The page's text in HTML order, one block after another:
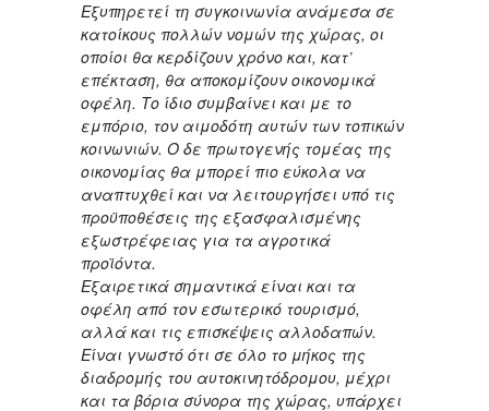
Εξυπηρετεί τη συγκοινωνία ανάμεσα σε
κατοίκους πολλών νομών της χώρας, οι
οποίοι θα κερδίζουν χρόνο και, κατ’
επέκταση, θα αποκομίζουν οικονομικά
οφέλη. Το ίδιο συμβαίνει και με το
εμπόριο, τον αιμοδότη αυτών των τοπικών
κοινωνιών. Ο δε πρωτογενής τομέας της
οικονομίας θα μπορεί πιο εύκολα να
αναπτυχθεί και να λειτουργήσει υπό τις
προϋποθέσεις της εξασφαλισμένης
εξωστρέφειας για τα αγροτικά
προϊόντα.
Εξαιρετικά σημαντικά είναι και τα
οφέλη από τον εσωτερικό τουρισμό,
αλλά και τις επισκέψεις αλλοδαπών.
Είναι γνωστό ότι σε όλο το μήκος της
διαδρομής του αυτοκινητόδρομου, μέχρι
και τα βόρια σύνορα της χώρας, υπάρχει